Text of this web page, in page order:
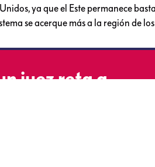
ya que el Este permanece
se acerque más a la región de
juez reta a